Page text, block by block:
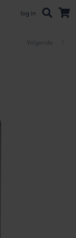
log in
Volgende